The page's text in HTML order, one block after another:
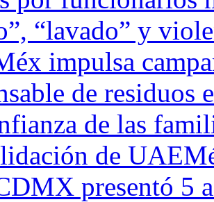
“lavado” y
impulsa
de residuos
de las
de
presentó 5